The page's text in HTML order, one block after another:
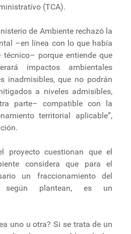
(TCA).
de Ambiente rechazó la
–en línea con lo que había
porque entiende que
impactos ambientales
inadmisibles, que no podrán
a niveles admisibles,
parte– compatible con la
territorial aplicable”,
proyecto cuestionan que el
considera que para el
un fraccionamiento del
según plantean, es un
uno u otra? Si se trata de un